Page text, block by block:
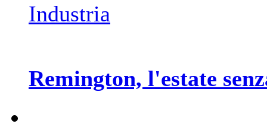
Industria
Remington, l'estate